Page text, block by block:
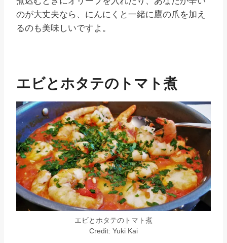
のが大丈夫なら、にんにくと一緒に鷹の爪を加え
るのも美味しいですよ。
エビとホタテのトマト煮
エビとホタテのトマト煮
Credit: Yuki Kai